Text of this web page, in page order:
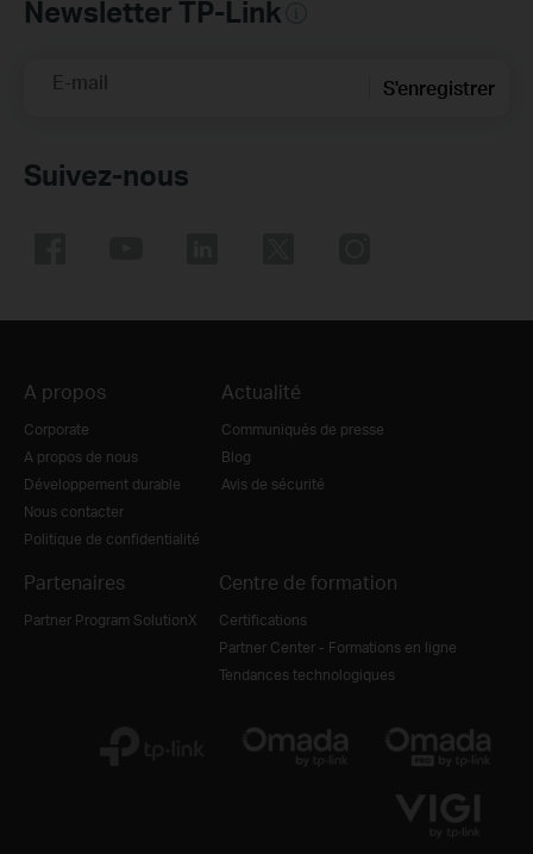
Newsletter TP-Link
E-mail S'enregistrer
Suivez-nous
A propos
Corporate
A propos de nous
Développement durable
Nous contacter
Politique de confidentialité
Actualité
Communiqués de presse
Blog
Avis de sécurité
Partenaires
Partner Program SolutionX
Centre de formation
Certifications
Partner Center - Formations en ligne
Tendances technologiques